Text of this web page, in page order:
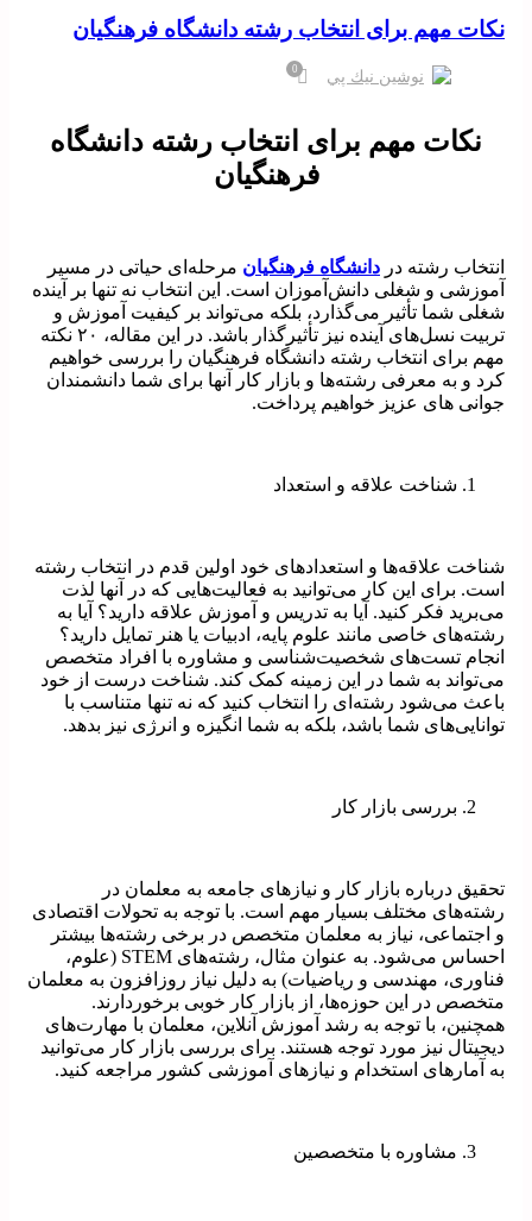
نکات مهم برای انتخاب رشته دانشگاه فرهنگیان
نوشين نيك پي 0
نکات مهم برای انتخاب رشته دانشگاه
فرهنگیان
انتخاب رشته در دانشگاه فرهنگیان مرحله‌ای حیاتی در مسیر
آموزشی و شغلی دانش‌آموزان است. این انتخاب نه تنها بر آینده
شغلی شما تأثیر می‌گذارد، بلکه می‌تواند بر کیفیت آموزش و
تربیت نسل‌های آینده نیز تأثیرگذار باشد. در این مقاله، ۲۰ نکته
مهم برای انتخاب رشته دانشگاه فرهنگیان را بررسی خواهیم
کرد و به معرفی رشته‌ها و بازار کار آنها برای شما دانشمندان
جوانی های عزیز خواهیم پرداخت.
شناخت علاقه و استعداد
شناخت علاقه‌ها و استعدادهای خود اولین قدم در انتخاب رشته
است. برای این کار می‌توانید به فعالیت‌هایی که در آنها لذت
می‌برید فکر کنید. آیا به تدریس و آموزش علاقه دارید؟ آیا به
رشته‌های خاصی مانند علوم پایه، ادبیات یا هنر تمایل دارید؟
انجام تست‌های شخصیت‌شناسی و مشاوره با افراد متخصص
می‌تواند به شما در این زمینه کمک کند. شناخت درست از خود
باعث می‌شود رشته‌ای را انتخاب کنید که نه تنها متناسب با
توانایی‌های شما باشد، بلکه به شما انگیزه و انرژی نیز بدهد.
بررسی بازار کار
تحقیق درباره بازار کار و نیازهای جامعه به معلمان در
رشته‌های مختلف بسیار مهم است. با توجه به تحولات اقتصادی
و اجتماعی، نیاز به معلمان متخصص در برخی رشته‌ها بیشتر
احساس می‌شود. به عنوان مثال، رشته‌های STEM (علوم،
فناوری، مهندسی و ریاضیات) به دلیل نیاز روزافزون به معلمان
متخصص در این حوزه‌ها، از بازار کار خوبی برخوردارند.
همچنین، با توجه به رشد آموزش آنلاین، معلمان با مهارت‌های
دیجیتال نیز مورد توجه هستند. برای بررسی بازار کار می‌توانید
به آمارهای استخدام و نیازهای آموزشی کشور مراجعه کنید.
مشاوره با متخصصین